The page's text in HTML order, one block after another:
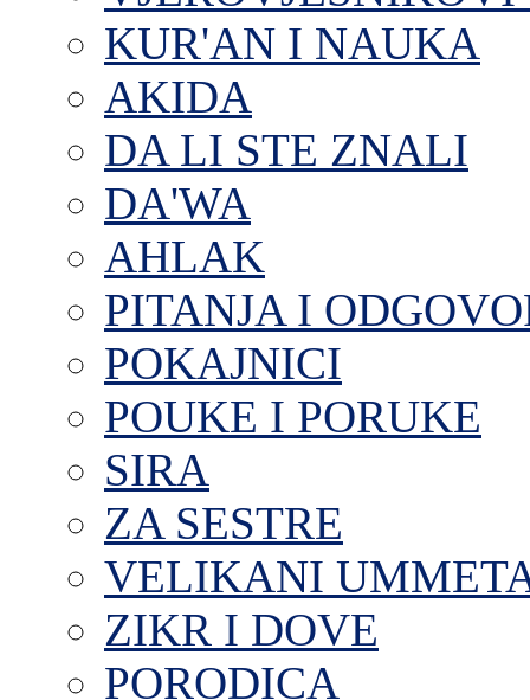
KUR'AN I NAUKA
AKIDA
DA LI STE ZNALI
DA'WA
AHLAK
PITANJA I
POKAJNICI
POUKE I PORUKE
SIRA
ZA SESTRE
VELIKANI
ZIKR I DOVE
PORODICA